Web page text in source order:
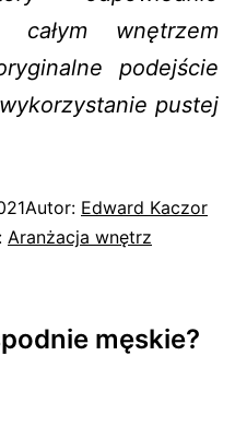
wnętrzem
podejście
pustej
Autor: Edward Kaczor
Aranżacja wnętrz
męskie?